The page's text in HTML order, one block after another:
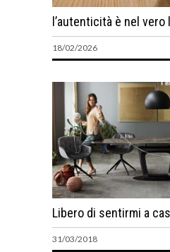
l’autenticità è nel
18/02/2026
Libero di sentirmi a
31/03/2018